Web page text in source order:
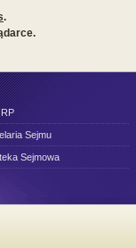
.
Sejmu
Sejmowa